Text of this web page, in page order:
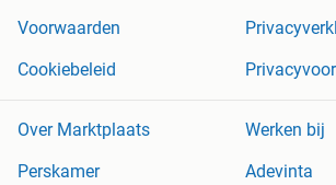
Voorwaarden
Cookiebeleid
Over Marktplaats
Werken bij
Perskamer
Adevinta